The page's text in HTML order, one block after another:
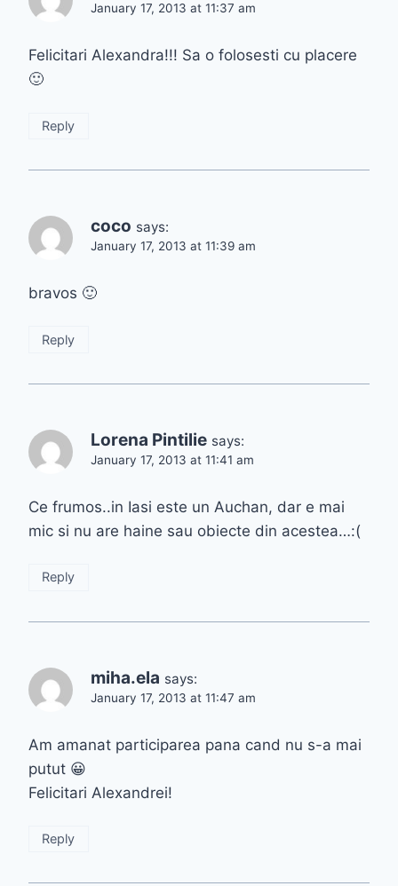
January 17, 2013 at 11:37 am
Felicitari Alexandra!!! Sa o folosesti cu placere
🙂
Reply
coco says:
January 17, 2013 at 11:39 am
bravos 🙂
Reply
Lorena Pintilie says:
January 17, 2013 at 11:41 am
Ce frumos..in Iasi este un Auchan, dar e mai
mic si nu are haine sau obiecte din acestea…:(
Reply
miha.ela says:
January 17, 2013 at 11:47 am
Am amanat participarea pana cand nu s-a mai
putut 😀
Felicitari Alexandrei!
Reply